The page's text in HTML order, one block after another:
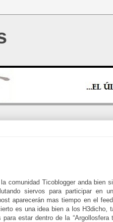
comunidad Ticoblogger anda bien
siervos para participar en
aparecerán mas tiempo en el
es una idea bien a los H3dicho,
estar dentro de la “Argollosfera